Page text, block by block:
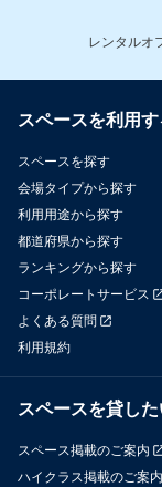
レンタルオ
スペースを利用
スペースを探す
会場タイプから探す
利用用途から探す
都道府県から探す
ランキングから探す
コーポレートサービス
よくある質問
利用規約
スペースを貸し
スペース掲載のご案内
ハイクラス掲載のご案内